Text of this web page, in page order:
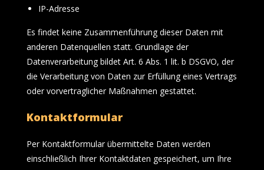
IP-Adresse
Es findet keine Zusammenführung dieser Daten mit
anderen Datenquellen statt. Grundlage der
Datenverarbeitung bildet Art. 6 Abs. 1 lit. b DSGVO, der
die Verarbeitung von Daten zur Erfüllung eines Vertrags
oder vorvertraglicher Maßnahmen gestattet.
Kontaktformular
Per Kontaktformular übermittelte Daten werden
einschließlich Ihrer Kontaktdaten gespeichert, um Ihre